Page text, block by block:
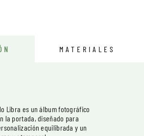
MATERIALES
Libra es un álbum fotográfico
la portada, diseñado para
equilibrada y un